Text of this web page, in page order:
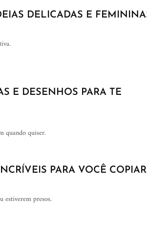
DELICADAS E
E DESENHOS PARA TE
quando quiser.
PARA VOCÊ COPIAR
estiverem presos.